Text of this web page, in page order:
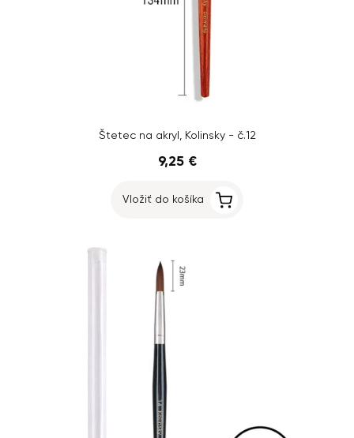
Štetec na akryl, Kolinsky - č.12
9,25 €
Vložiť do košíka